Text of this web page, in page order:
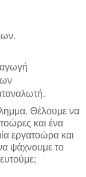
Θέλουμε να
και ένα
εργατοώρα και
ψάχνουμε το